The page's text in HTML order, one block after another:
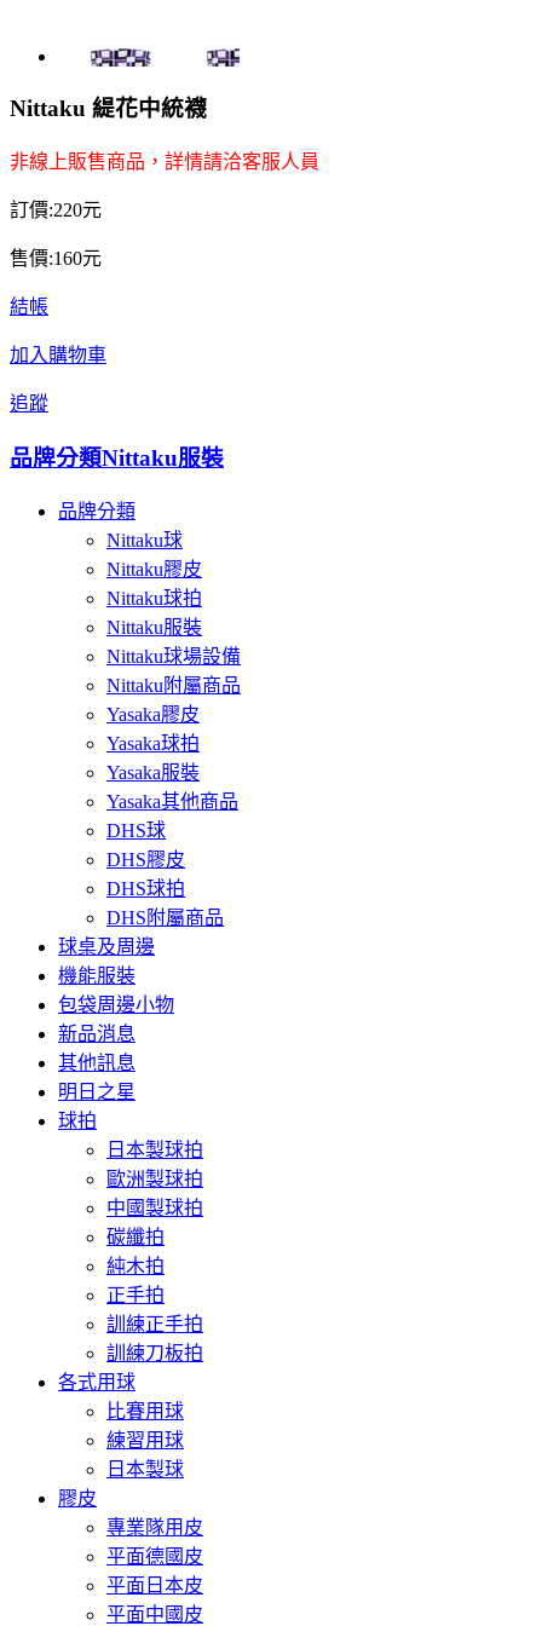
Nittaku 緹花中統襪
非線上販售商品，詳情請洽客服人員
訂價:220元
售價:160元
結帳
加入購物車
追蹤
品牌分類Nittaku服裝
品牌分類
Nittaku球
Nittaku膠皮
Nittaku球拍
Nittaku服裝
Nittaku球場設備
Nittaku附屬商品
Yasaka膠皮
Yasaka球拍
Yasaka服裝
Yasaka其他商品
DHS球
DHS膠皮
DHS球拍
DHS附屬商品
球桌及周邊
機能服裝
包袋周邊小物
新品消息
其他訊息
明日之星
球拍
日本製球拍
歐洲製球拍
中國製球拍
碳纖拍
純木拍
正手拍
訓練正手拍
訓練刀板拍
各式用球
比賽用球
練習用球
日本製球
膠皮
專業隊用皮
平面德國皮
平面日本皮
平面中國皮